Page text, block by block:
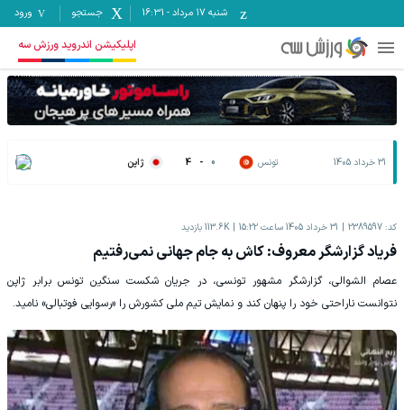
شنبه ۱۷ مرداد -
16:31 جستجو ورود
اپلیکیشن اندروید ورزش سه
31 خرداد 1405 تونس 0
-
4 ژاپن
کد: 2389597 31 خرداد 1405 ساعت 15:22 113.6K بازدید
فریاد گزارشگر معروف: کاش به جام جهانی نمی‌رفتیم
عصام الشوالی، گزارشگر مشهور تونسی، در جریان شکست سنگین تونس برابر ژاپن
نتوانست ناراحتی خود را پنهان کند و نمایش تیم ملی کشورش را «رسوایی فوتبالی» نامید.